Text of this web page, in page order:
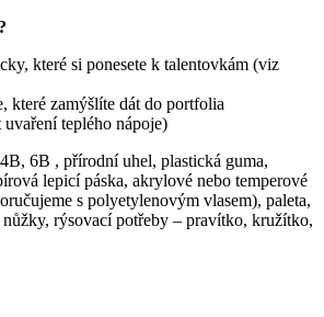
které si ponesete k talentovkám (viz
které zamýšlíte dát do portfolia
teplého nápoje)
6B , přírodní uhel, plastická guma,
lepicí páska, akrylové nebo temperové
s polyetylenovým vlasem), paleta,
rýsovací potřeby – pravítko, kružítko,